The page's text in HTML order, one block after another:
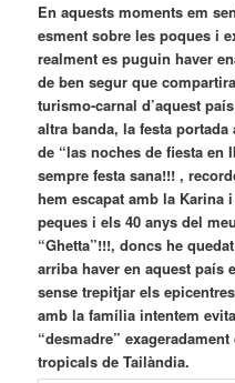
En aquests moments em
esment sobre les poques i
realment es puguin haver
de ben segur que
turismo-carnal d’aquest
altra banda, la festa portada
de “las noches de fiesta en
sempre festa sana!!! ,
hem escapat amb la Karina
peques i els 40 anys del
“Ghetta”!!!, doncs he
arriba haver en aquest país
sense trepitjar els
amb la família intentem
“desmadre”
tropicals de Tailàndia.